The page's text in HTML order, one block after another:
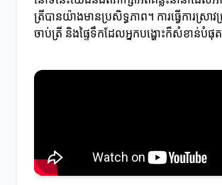
ត្រីបានយ៉ាងមានប្រសិទ្ធភាព។ ការធ្វើការស្រា
ចាប់ត្រី និងផ្ទៃទឹកដែលអ្នកបង្ហោះក៏សំខាន់បំផុ